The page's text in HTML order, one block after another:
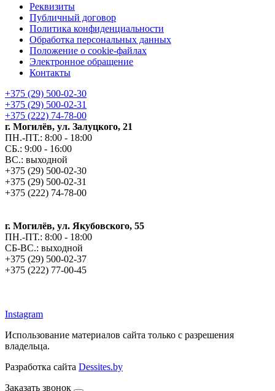
Реквизиты
Публичный договор
Политика конфиденциальности
Обработка персональных данных
Положение о cookie-файлах
Электронное обращение
Контакты
+375 (29) 500-02-30
+375 (29) 500-02-31
+375 (222) 74-78-00
г. Могилёв, ул. Залуцкого, 21
ПН.-ПТ.: 8:00 - 18:00
СБ.: 9:00 - 16:00
ВС.: выходной
+375 (29) 500-02-30
+375 (29) 500-02-31
+375 (222) 74-78-00
г. Могилёв, ул. Якубовского, 55
ПН.-ПТ.: 8:00 - 18:00
СБ-ВС.: выходной
+375 (29) 500-02-37
+375 (222) 77-00-45
Instagram
Использование материалов сайта только с разрешения
владельца.
Разработка сайта Dessites.by
Заказать звонок